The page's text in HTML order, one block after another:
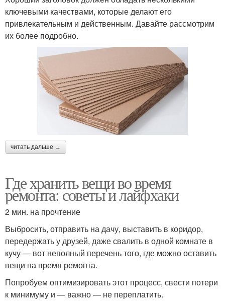
ключевыми качествами, которые делают его
привлекательным и действенным. Давайте рассмотрим
их более подробно.
читать дальше →
Где хранить вещи во время
ремонта: советы и лайфхаки
2 мин. на прочтение
Выбросить, отправить на дачу, выставить в коридор,
передержать у друзей, даже свалить в одной комнате в
кучу — вот неполный перечень того, где можно оставить
вещи на время ремонта.
Попробуем оптимизировать этот процесс, свести потери
к минимуму и — важно — не переплатить.